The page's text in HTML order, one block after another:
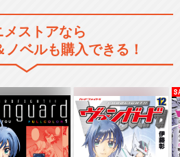
009‐1
サイボーグ009VSデビルマン
ストアなら
ベルも購入できる！